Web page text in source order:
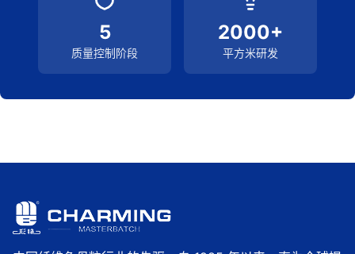
5
质量控制阶段
2000+
平方米研发